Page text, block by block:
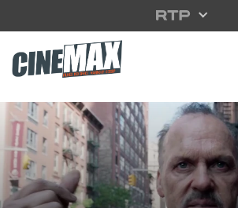
Saltar para o conteúdo principal